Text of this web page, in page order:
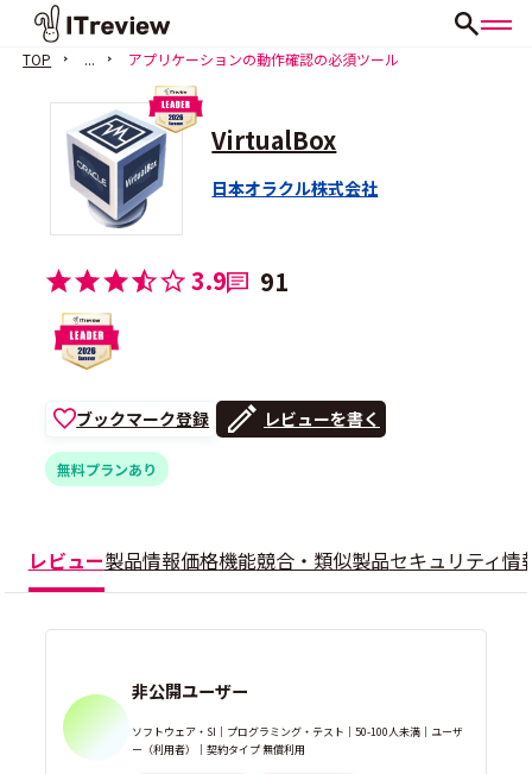
TOP ... アプリケーションの動作確認の必須ツール
VirtualBox
日本オラクル株式会社
3.9 91
ブックマーク登録 レビューを書く
無料プランあり
レビュー製品情報価格機能競合・類似製品セキュリティ情
非公開ユーザー
ソフトウェア・SI｜プログラミング・テスト｜50-100人未満｜ユーザ
ー（利用者）｜契約タイプ 無償利用